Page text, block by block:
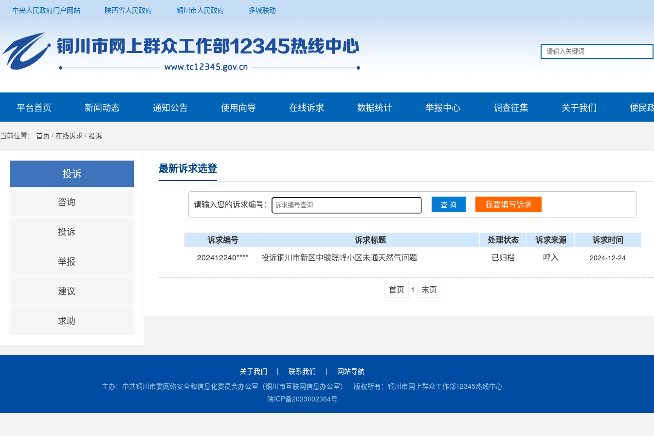
中央人民政府门户网站 陕西省人民政府 铜川市人民政府 多城联动
平台首页 新闻动态 通知公告 使用向导 在线诉求 数据统计 举报中心 调查征集 关于我们 便民
当前位置： 首页 / 在线诉求 / 投诉
投诉
咨询
投诉
举报
建议
求助
最新诉求选登
请输入您的诉求编号： 查 询 我要填写诉求
诉求编号 诉求标题 处理状态 诉求来源
诉求时间
202412240****
投诉铜川市新区中骏璟峰小区未通天然气问题 已归档 呼入 2024-12-24
首页 1 末页
关于我们 | 联系我们 |
网站导航
主办：中共铜川市委网络安全和信息化委员会办公室（铜川市互联网信息办公室） 版权所有：铜川市网上群众工作部12345热线中心
陕ICP备2023002364号